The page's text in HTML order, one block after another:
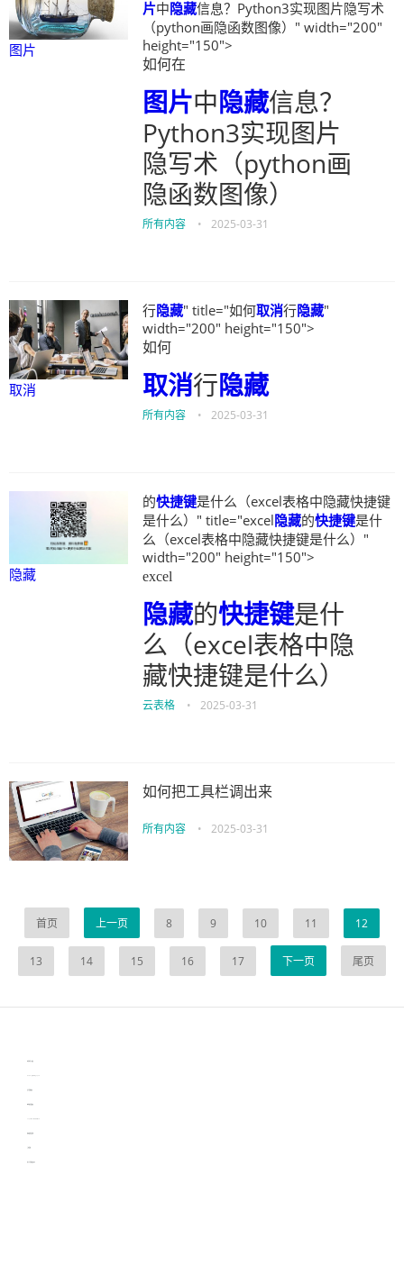
图片
片中隐藏信息？Python3实现图片隐写术
（python画隐函数图像）" width="200"
height="150">
如何在
图片中隐藏信息？
Python3实现图片
隐写术（python画
隐函数图像）
所有内容 • 2025-03-31
取消
行隐藏" title="如何取消行隐藏"
width="200" height="150">
如何
取消行隐藏
所有内容 • 2025-03-31
隐藏
的快捷键是什么（excel表格中隐藏快捷键
是什么）" title="excel隐藏的快捷键是什
么（excel表格中隐藏快捷键是什么）"
width="200" height="150">
excel
隐藏的快捷键是什
么（excel表格中隐
藏快捷键是什么）
云表格 • 2025-03-31
如何把工具栏调出来
所有内容 • 2025-03-31
首页 上一页 8 9 10 11 12
13 14 15 16 17 下一页 尾页